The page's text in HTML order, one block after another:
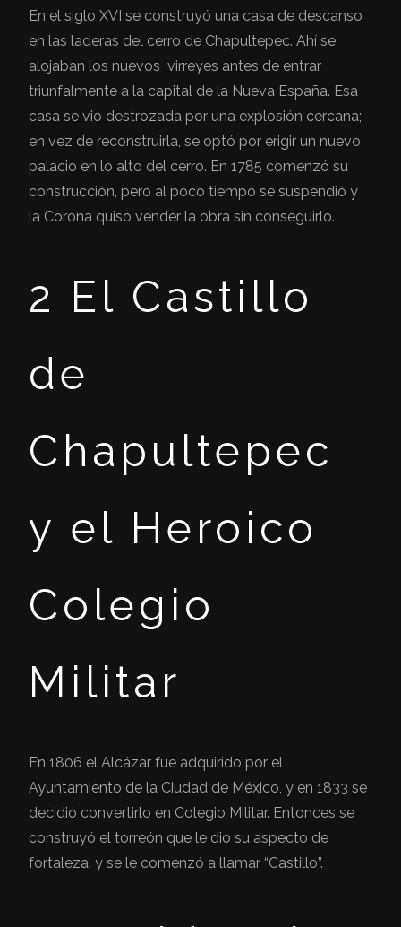
En el siglo XVI se construyó una casa de descanso
en las laderas del cerro de Chapultepec. Ahí se
alojaban los nuevos virreyes antes de entrar
triunfalmente a la capital de la Nueva España. Esa
casa se vio destrozada por una explosión cercana;
en vez de reconstruirla, se optó por erigir un nuevo
palacio en lo alto del cerro. En 1785 comenzó su
construcción, pero al poco tiempo se suspendió y
la Corona quiso vender la obra sin conseguirlo.
2 El Castillo
de
Chapultepec
y el Heroico
Colegio
Militar
En 1806 el Alcázar fue adquirido por el
Ayuntamiento de la Ciudad de México, y en 1833 se
decidió convertirlo en Colegio Militar. Entonces se
construyó el torreón que le dio su aspecto de
fortaleza, y se le comenzó a llamar “Castillo”.